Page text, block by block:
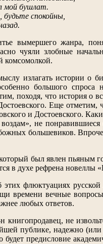
мой бушлат.
будьте спокойны,
вымершего жанра,
чуяли злобные
комсомолкой.
излагать истории о
большого
походя, что история о
Еще отметим,
и Достоевского.
не
большевиков.
был явлен пьяным
в духе рефрена новеллы
флюктуациях
времени вечные вопросы
любых ответов.
книгопродавец, не
публике, надежно
будет предисловие